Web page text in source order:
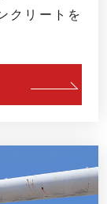
クリートを